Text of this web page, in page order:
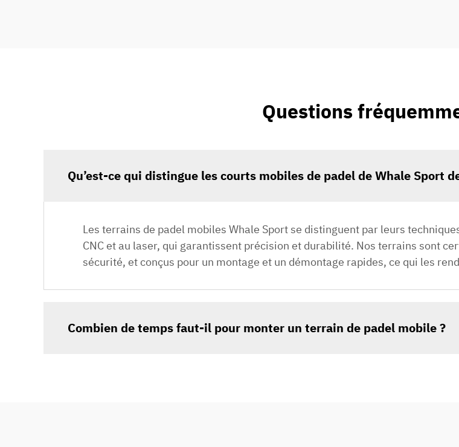
Questions
Qu’est-ce qui distingue les courts mobiles de padel de Whale Sport
Les terrains de padel mobiles Whale Sport se distinguent par leurs
CNC et au laser, qui garantissent précision et durabilité. Nos terrains sont
sécurité, et conçus pour un montage et un démontage rapides, ce qui les
Combien de temps faut-il pour monter un terrain de padel mobile ?